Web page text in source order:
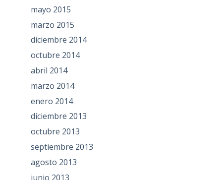
mayo 2015
marzo 2015
diciembre 2014
octubre 2014
abril 2014
marzo 2014
enero 2014
diciembre 2013
octubre 2013
septiembre 2013
agosto 2013
junio 2013